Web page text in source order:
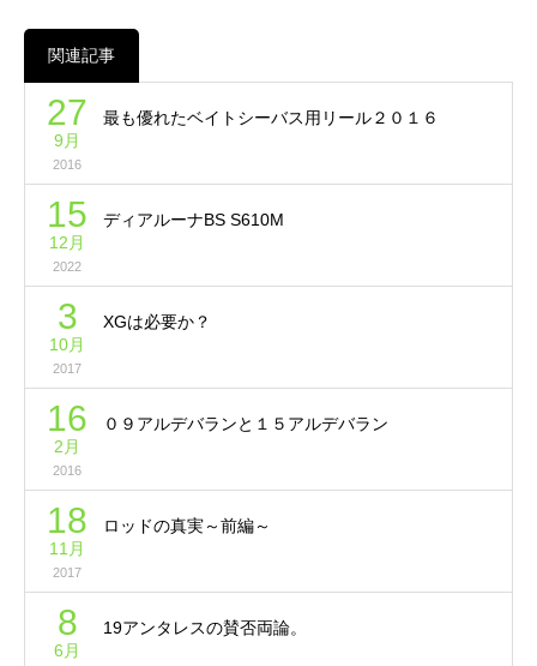
関連記事
27
9月
2016
最も優れたベイトシーバス用リール２０１６
15
12月
2022
ディアルーナBS S610M
3
10月
2017
XGは必要か？
16
2月
2016
０９アルデバランと１５アルデバラン
18
11月
2017
ロッドの真実～前編～
8
6月
19アンタレスの賛否両論。